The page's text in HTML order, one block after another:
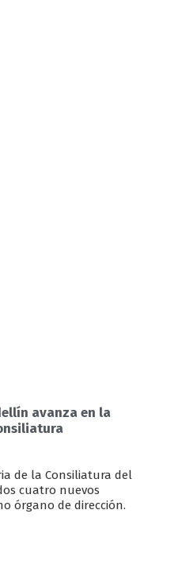
avanza en la
de la Consiliatura del
cuatro nuevos
órgano de dirección.